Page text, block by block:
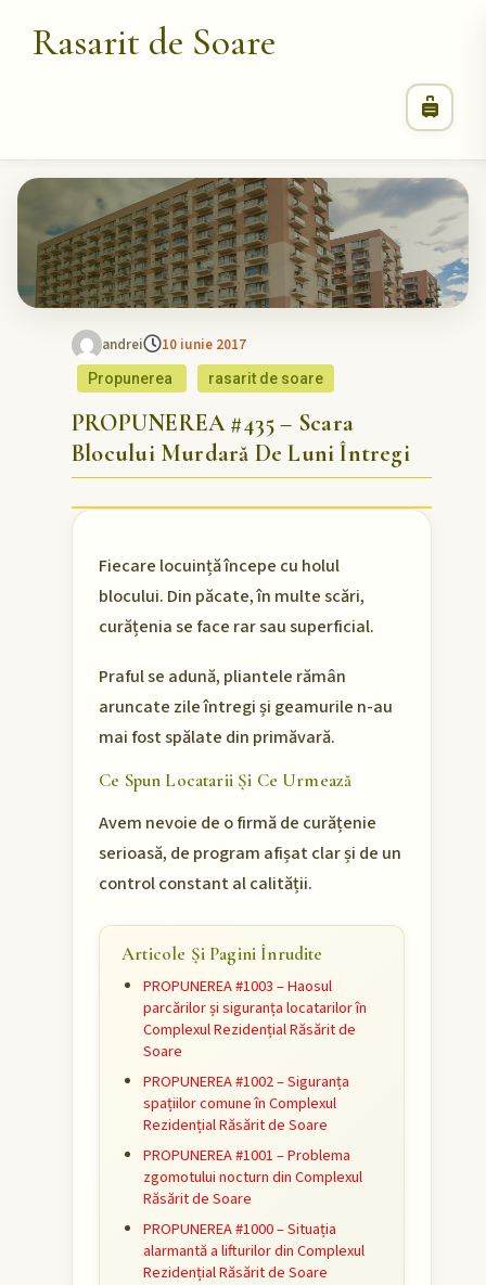
Rasarit de Soare
andrei 10 iunie 2017
Propunerea rasarit de soare
PROPUNEREA #435 – Scara
Blocului Murdară De Luni Întregi
Fiecare locuință începe cu holul
blocului. Din păcate, în multe scări,
curățenia se face rar sau superficial.
Praful se adună, pliantele rămân
aruncate zile întregi și geamurile n-au
mai fost spălate din primăvară.
Ce Spun Locatarii Și Ce Urmează
Avem nevoie de o firmă de curățenie
serioasă, de program afișat clar și de un
control constant al calității.
Articole Și Pagini Înrudite
PROPUNEREA #1003 – Haosul
parcărilor și siguranța locatarilor în
Complexul Rezidențial Răsărit de
Soare
PROPUNEREA #1002 – Siguranța
spațiilor comune în Complexul
Rezidențial Răsărit de Soare
PROPUNEREA #1001 – Problema
zgomotului nocturn din Complexul
Răsărit de Soare
PROPUNEREA #1000 – Situația
alarmantă a lifturilor din Complexul
Rezidențial Răsărit de Soare